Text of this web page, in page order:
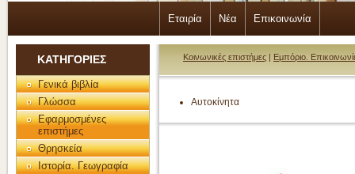
Εταιρία Νέα Επικοινωνία
ΚΑΤΗΓΟΡΙΕΣ
Γενικά βιβλία
Γλώσσα
Εφαρμοσμένες
επιστήμες
Θρησκεία
Ιστορία. Γεωγραφία
Κοινωνικές επιστήμες | Εμπόριο.
Αυτοκίνητα